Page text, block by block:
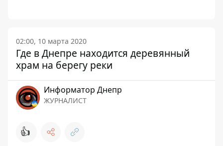
02:00, 10 марта 2020
Где в Днепре находится деревянный
храм на берегу реки
Информатор Днепр
ЖУРНАЛИСТ
👍